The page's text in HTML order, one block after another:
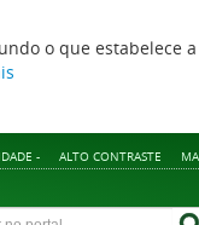
o que estabelece
- ALTO CONTRASTE